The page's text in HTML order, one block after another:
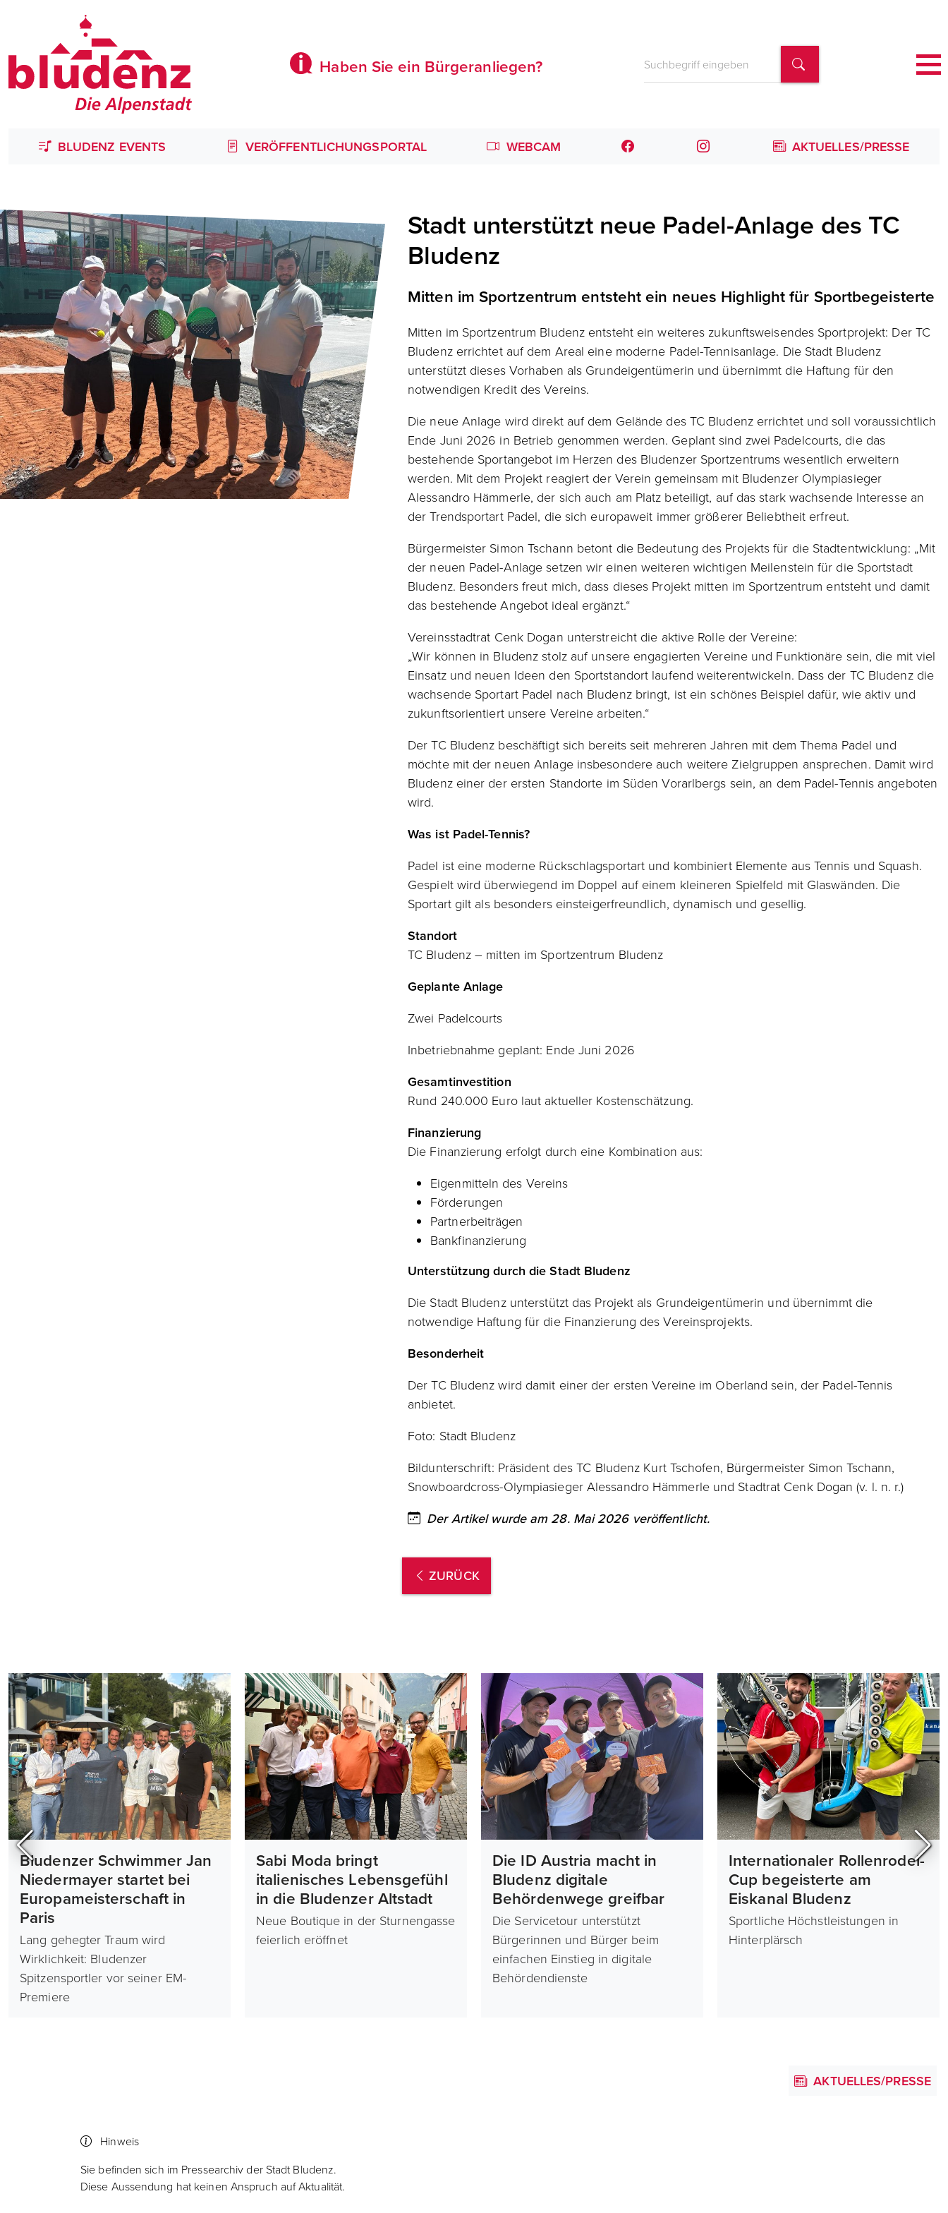
Haben Sie ein Bürgeranliegen?
BLUDENZ EVENTS VERÖFFENTLICHUNGSPORTAL WEBCAM AKTUELLES/PRESSE
Stadt unterstützt neue Padel-Anlage des TC
Bludenz
Mitten im Sportzentrum entsteht ein neues Highlight für Sportbegeisterte
Mitten im Sportzentrum Bludenz entsteht ein weiteres zukunftsweisendes Sportprojekt: Der TC
Bludenz errichtet auf dem Areal eine moderne Padel-Tennisanlage. Die Stadt Bludenz
unterstützt dieses Vorhaben als Grundeigentümerin und übernimmt die Haftung für den
notwendigen Kredit des Vereins.
Die neue Anlage wird direkt auf dem Gelände des TC Bludenz errichtet und soll voraussichtlich
Ende Juni 2026 in Betrieb genommen werden. Geplant sind zwei Padelcourts, die das
bestehende Sportangebot im Herzen des Bludenzer Sportzentrums wesentlich erweitern
werden. Mit dem Projekt reagiert der Verein gemeinsam mit Bludenzer Olympiasieger
Alessandro Hämmerle, der sich auch am Platz beteiligt, auf das stark wachsende Interesse an
der Trendsportart Padel, die sich europaweit immer größerer Beliebtheit erfreut.
Bürgermeister Simon Tschann betont die Bedeutung des Projekts für die Stadtentwicklung: „Mit
der neuen Padel-Anlage setzen wir einen weiteren wichtigen Meilenstein für die Sportstadt
Bludenz. Besonders freut mich, dass dieses Projekt mitten im Sportzentrum entsteht und damit
das bestehende Angebot ideal ergänzt.“
Vereinsstadtrat Cenk Dogan unterstreicht die aktive Rolle der Vereine:
„Wir können in Bludenz stolz auf unsere engagierten Vereine und Funktionäre sein, die mit viel
Einsatz und neuen Ideen den Sportstandort laufend weiterentwickeln. Dass der TC Bludenz die
wachsende Sportart Padel nach Bludenz bringt, ist ein schönes Beispiel dafür, wie aktiv und
zukunftsorientiert unsere Vereine arbeiten.“
Der TC Bludenz beschäftigt sich bereits seit mehreren Jahren mit dem Thema Padel und
möchte mit der neuen Anlage insbesondere auch weitere Zielgruppen ansprechen. Damit wird
Bludenz einer der ersten Standorte im Süden Vorarlbergs sein, an dem Padel-Tennis angeboten
wird.
Was ist Padel-Tennis?
Padel ist eine moderne Rückschlagsportart und kombiniert Elemente aus Tennis und Squash.
Gespielt wird überwiegend im Doppel auf einem kleineren Spielfeld mit Glaswänden. Die
Sportart gilt als besonders einsteigerfreundlich, dynamisch und gesellig.
Standort
TC Bludenz – mitten im Sportzentrum Bludenz
Geplante Anlage
Zwei Padelcourts
Inbetriebnahme geplant: Ende Juni 2026
Gesamtinvestition
Rund 240.000 Euro laut aktueller Kostenschätzung.
Finanzierung
Die Finanzierung erfolgt durch eine Kombination aus:
Eigenmitteln des Vereins
Förderungen
Partnerbeiträgen
Bankfinanzierung
Unterstützung durch die Stadt Bludenz
Die Stadt Bludenz unterstützt das Projekt als Grundeigentümerin und übernimmt die
notwendige Haftung für die Finanzierung des Vereinsprojekts.
Besonderheit
Der TC Bludenz wird damit einer der ersten Vereine im Oberland sein, der Padel-Tennis
anbietet.
Foto: Stadt Bludenz
Bildunterschrift: Präsident des TC Bludenz Kurt Tschofen, Bürgermeister Simon Tschann,
Snowboardcross-Olympiasieger Alessandro Hämmerle und Stadtrat Cenk Dogan (v. l. n. r.)
Der Artikel wurde am 28. Mai 2026 veröffentlicht.
ZURÜCK
Bludenzer Schwimmer Jan
Niedermayer startet bei
Europameisterschaft in
Paris
Lang gehegter Traum wird
Wirklichkeit: Bludenzer
Spitzensportler vor seiner EM-
Premiere
Sabi Moda bringt
italienisches Lebensgefühl
in die Bludenzer Altstadt
Neue Boutique in der Sturnengasse
feierlich eröffnet
Die ID Austria macht in
Bludenz digitale
Behördenwege greifbar
Die Servicetour unterstützt
Bürgerinnen und Bürger beim
einfachen Einstieg in digitale
Behördendienste
Internationaler Rollenrodel-
Cup begeisterte am
Eiskanal Bludenz
Sportliche Höchstleistungen in
Hinterplärsch
AKTUELLES/PRESSE
Hinweis
Sie befinden sich im Pressearchiv der Stadt Bludenz.
Diese Aussendung hat keinen Anspruch auf Aktualität.